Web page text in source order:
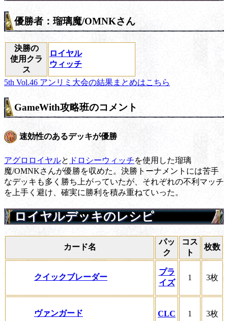
優勝者：瑠璃魔/OMNKさん
決勝の
使用クラ
ス
ロイヤル
ウィッチ
5th Vol.46 アンリミ大会の結果まとめはこちら
GameWith攻略班のコメント
速効性のあるデッキが優勝
アグロロイヤルと ドロシーウィッチを使用した瑠璃
魔/OMNKさんが優勝を収めた。決勝トーナメントには苦手
なデッキも多く勝ち上がっていたが、それぞれの不利マッチ
を上手く避け、確実に勝利を積み重ねていった。
ロイヤルデッキのレシピ
カード名
パッ
ク
コス
ト
枚数
クイックブレーダー
プラ
イズ
1 3枚
ヴァンガード CLC 1 3枚